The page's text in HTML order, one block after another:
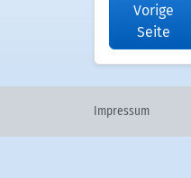
Vorige
Seite
Impressum